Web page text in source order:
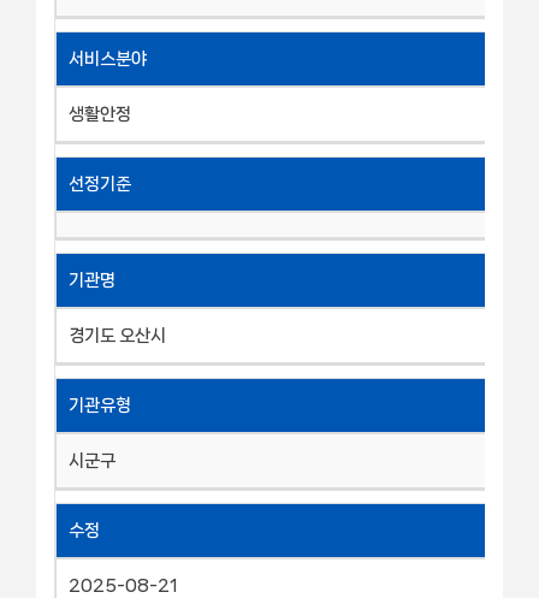
서비스분야
생활안정
선정기준
기관명
경기도 오산시
기관유형
시군구
수정
2025-08-21